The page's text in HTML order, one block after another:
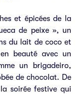
et épicées de la
de peixe », un
du lait de coco et
beauté avec un
un brigadeiro,
de chocolat. De
soirée festive qui